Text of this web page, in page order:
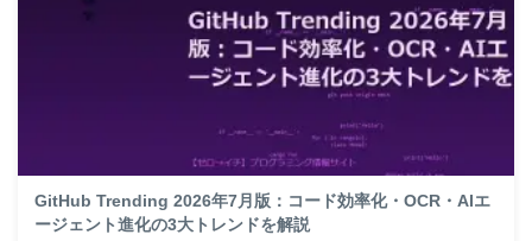
GitHub Trending 2026年7月版：コード効率化・OCR・AIエ
ージェント進化の3大トレンドを解説